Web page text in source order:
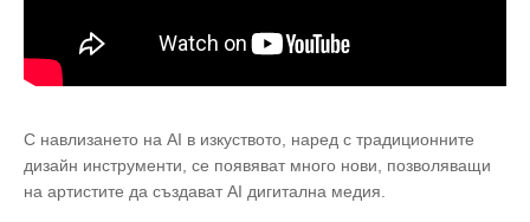
С навлизането на АI в изкуството, наред с традиционните
дизайн инструменти, се появяват много нови, позволяващи
на артистите да създават AI дигитална медия.